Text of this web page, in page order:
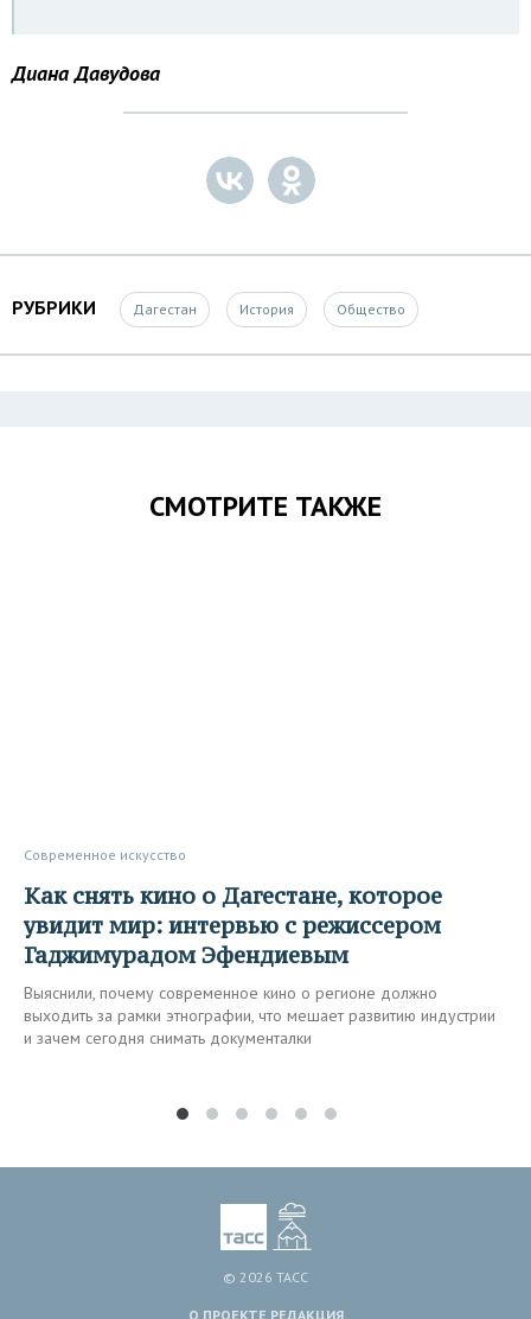
Диана Давудова
РУБРИКИ Дагестан История Общество
СМОТРИТЕ ТАКЖЕ
Современное искусство
Как снять кино о Дагестане, которое
увидит мир: интервью с режиссером
Гаджимурадом Эфендиевым
Выяснили, почему современное кино о регионе должно
выходить за рамки этнографии, что мешает развитию индустрии
и зачем сегодня снимать документалки
© 2026 ТАСС
О ПРОЕКТЕ РЕДАКЦИЯ